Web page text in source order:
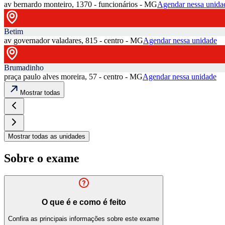
av bernardo monteiro, 1370 - funcionários - MGAgendar nessa
Betim
av governador valadares, 815 - centro - MGAgendar nessa unidade
Brumadinho
praça paulo alves moreira, 57 - centro - MGAgendar nessa unidade
Mostrar todas
Mostrar todas as unidades
Sobre o exame
O que é e como é feito
Confira as principais informações sobre este exame